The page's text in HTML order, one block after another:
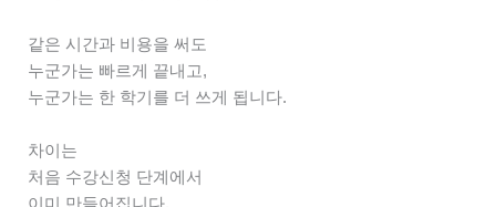
같은 시간과 비용을 써도
누군가는 빠르게 끝내고,
누군가는 한 학기를 더 쓰게 됩니다.
차이는
처음 수강신청 단계에서